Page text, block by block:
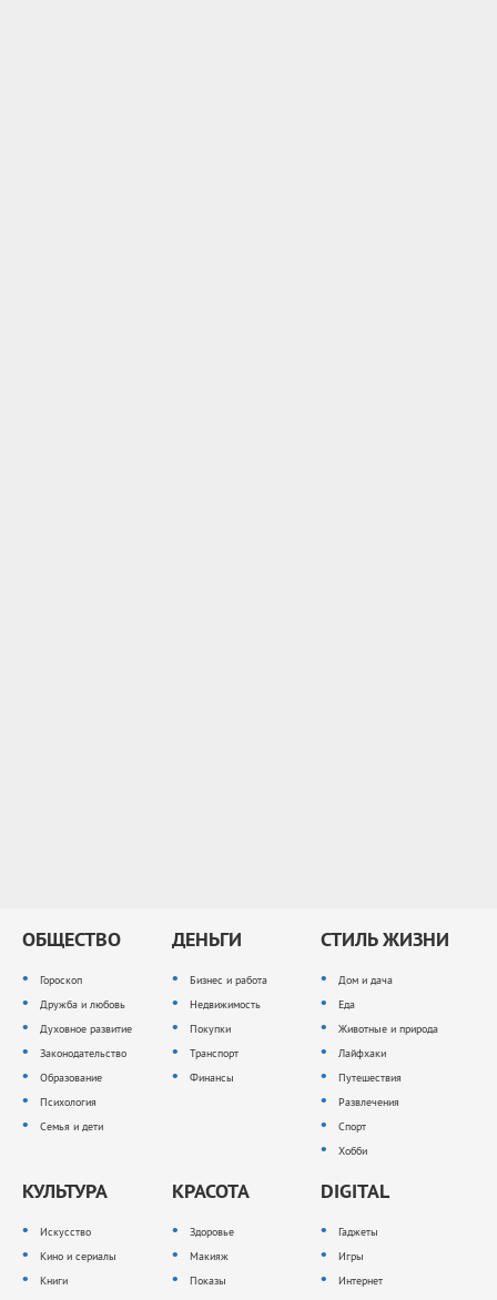
ОБЩЕСТВО
Гороскоп
Дружба и любовь
Духовное развитие
Законодательство
Образование
Психология
Семья и дети
ДЕНЬГИ
Бизнес и работа
Недвижимость
Покупки
Транспорт
Финансы
СТИЛЬ ЖИЗНИ
Дом и дача
Еда
Животные и природа
Лайфхаки
Путешествия
Развлечения
Спорт
Хобби
КУЛЬТУРА
Искусство
Кино и сериалы
Книги
КРАСОТА
Здоровье
Макияж
Показы
DIGITAL
Гаджеты
Игры
Интернет